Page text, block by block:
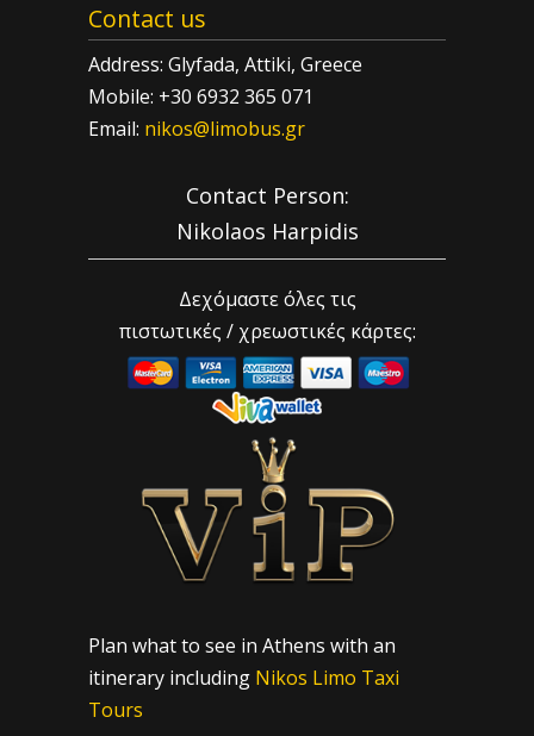
Contact us
Address: Glyfada, Attiki, Greece
Mobile: +30 6932 365 071
Email: nikos@limobus.gr
Contact Person:
Nikolaos Harpidis
Δεχόμαστε όλες τις
πιστωτικές / χρεωστικές κάρτες:
Plan what to see in Athens with an
itinerary including Nikos Limo Taxi
Tours